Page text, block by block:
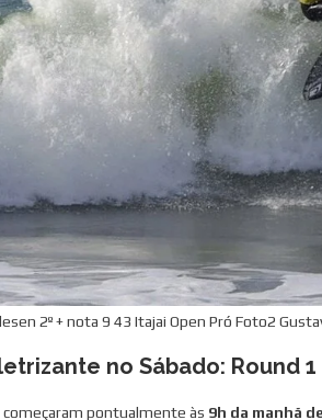
2º + nota 9 43 Itajai Open Pró Foto2
no Sábado: Round
pontualmente às 9h da manhã